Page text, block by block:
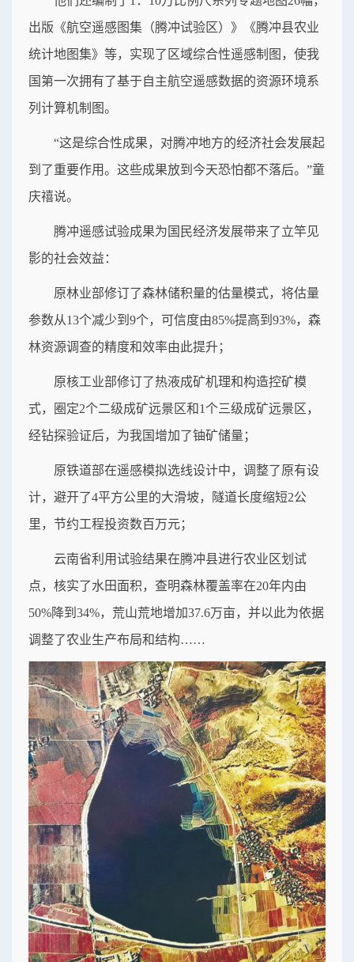
出版《航空遥感图集（腾冲试验区）》《腾冲县农业
统计地图集》等，实现了区域综合性遥感制图，使我
国第一次拥有了基于自主航空遥感数据的资源环境系
列计算机制图。
“这是综合性成果，对腾冲地方的经济社会发展起
到了重要作用。这些成果放到今天恐怕都不落后。”童
庆禧说。
腾冲遥感试验成果为国民经济发展带来了立竿见
影的社会效益：
原林业部修订了森林储积量的估量模式，将估量
参数从13个减少到9个，可信度由85%提高到93%，森
林资源调查的精度和效率由此提升；
原核工业部修订了热液成矿机理和构造控矿模
式，圈定2个二级成矿远景区和1个三级成矿远景区，
经钻探验证后，为我国增加了铀矿储量；
原铁道部在遥感模拟选线设计中，调整了原有设
计，避开了4平方公里的大滑坡，隧道长度缩短2公
里，节约工程投资数百万元；
云南省利用试验结果在腾冲县进行农业区划试
点，核实了水田面积，查明森林覆盖率在20年内由
50%降到34%，荒山荒地增加37.6万亩，并以此为依据
调整了农业生产布局和结构……